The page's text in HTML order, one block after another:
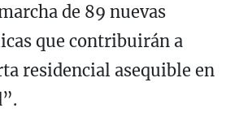
de 89 nuevas
que contribuirán a
residencial asequible en